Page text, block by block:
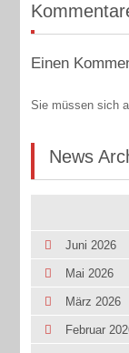
Einen
Sie müssen sich
News
Juni 2026
Mai 2026
März 2026
Februar